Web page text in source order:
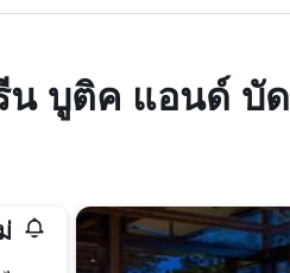
น บูติค แอนด์ บั